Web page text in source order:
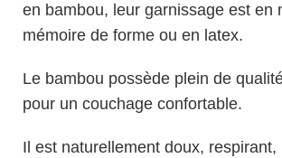
en bambou, leur garnissage est en
mémoire de forme ou en latex.
Le bambou possède plein de
pour un couchage confortable.
Il est naturellement doux, respirant,